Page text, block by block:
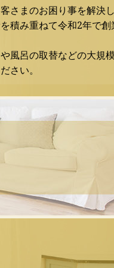
さまのお困り事を解決
積み重ねて令和2年で
風呂の取替などの大規
さい。